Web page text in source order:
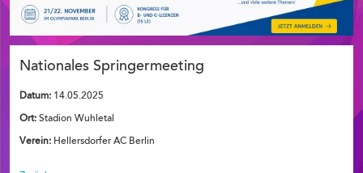
Nationales Springermeeting
Datum: 14.05.2025
Ort: Stadion Wuhletal
Verein: Hellersdorfer AC Berlin